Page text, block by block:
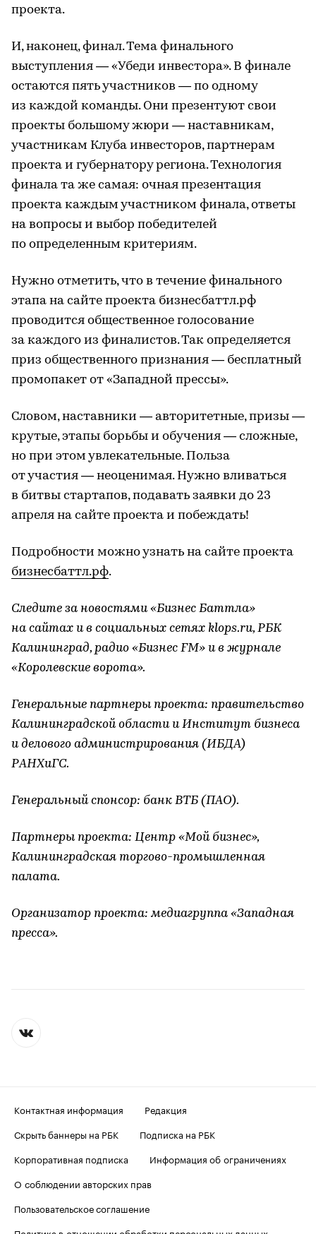
проекта.
И, наконец, финал. Тема финального
выступления — «Убеди инвестора». В финале
остаются пять участников — по одному
из каждой команды. Они презентуют свои
проекты большому жюри — наставникам,
участникам Клуба инвесторов, партнерам
проекта и губернатору региона. Технология
финала та же самая: очная презентация
проекта каждым участником финала, ответы
на вопросы и выбор победителей
по определенным критериям.
Нужно отметить, что в течение финального
этапа на сайте проекта бизнесбаттл.рф
проводится общественное голосование
за каждого из финалистов. Так определяется
приз общественного признания — бесплатный
промопакет от «Западной прессы».
Словом, наставники — авторитетные, призы —
крутые, этапы борьбы и обучения — сложные,
но при этом увлекательные. Польза
от участия — неоценимая. Нужно вливаться
в битвы стартапов, подавать заявки до 23
апреля на сайте проекта и побеждать!
Подробности можно узнать на сайте проекта
бизнесбаттл.рф.
Следите за новостями «Бизнес Баттла»
на сайтах и в социальных сетях klops.ru, РБК
Калининград, радио «Бизнес FM» и в журнале
«Королевские ворота».
Генеральные партнеры проекта: правительство
Калининградской области и Институт бизнеса
и делового администрирования (ИБДА)
РАНХиГС.
Генеральный спонсор: банк ВТБ (ПАО).
Партнеры проекта: Центр «Мой бизнес»,
Калининградская торгово-промышленная
палата.
Организатор проекта: медиагруппа «Западная
пресса».
Контактная информация
Редакция
Скрыть баннеры на РБК
Подписка на РБК
Корпоративная подписка
Информация об ограничениях
О соблюдении авторских прав
Пользовательское соглашение